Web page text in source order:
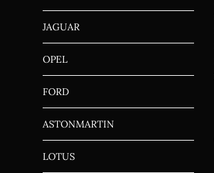
JAGUAR
OPEL
FORD
ASTONMARTIN
LOTUS